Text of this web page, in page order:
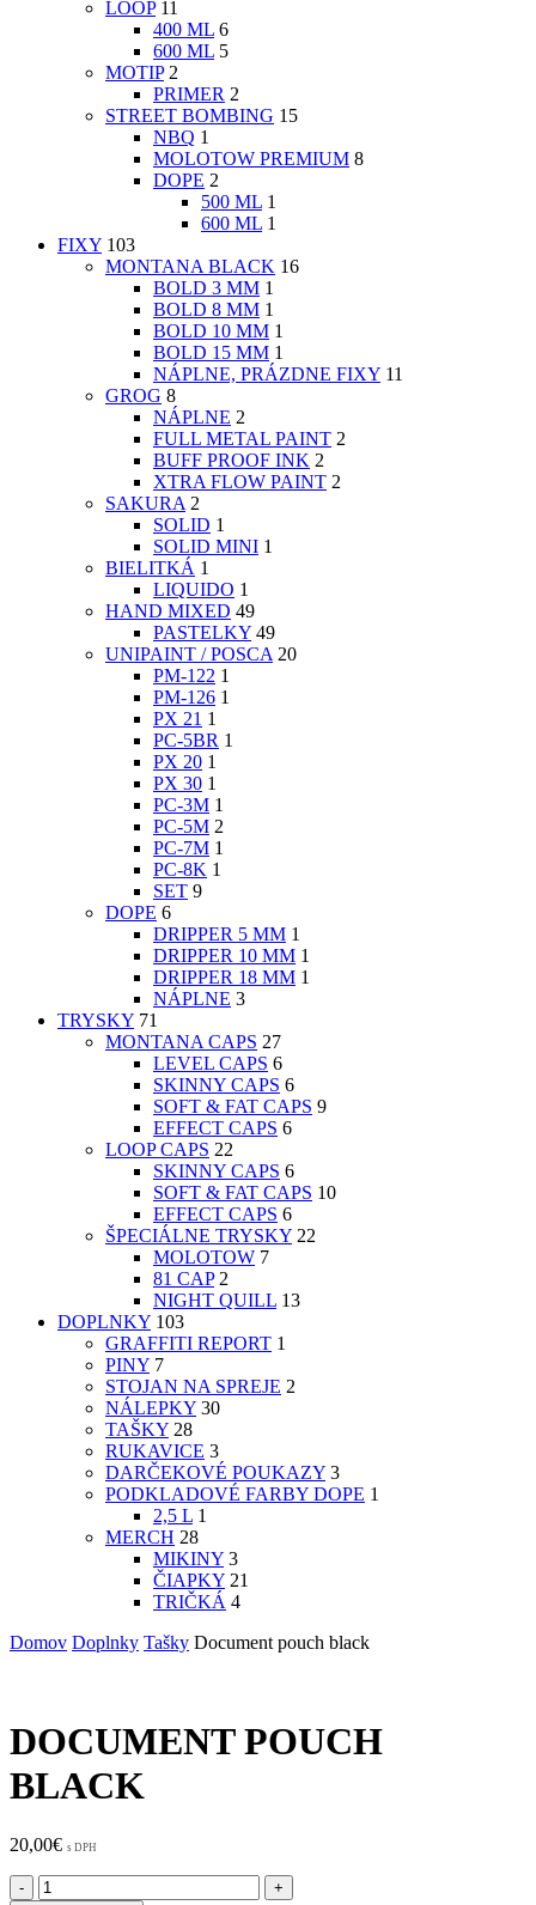
LOOP 11
400 ML 6
600 ML 5
MOTIP 2
PRIMER 2
STREET BOMBING 15
NBQ 1
MOLOTOW PREMIUM 8
DOPE 2
500 ML 1
600 ML 1
FIXY 103
MONTANA BLACK 16
BOLD 3 MM 1
BOLD 8 MM 1
BOLD 10 MM 1
BOLD 15 MM 1
NÁPLNE, PRÁZDNE FIXY 11
GROG 8
NÁPLNE 2
FULL METAL PAINT 2
BUFF PROOF INK 2
XTRA FLOW PAINT 2
SAKURA 2
SOLID 1
SOLID MINI 1
BIELITKÁ 1
LIQUIDO 1
HAND MIXED 49
PASTELKY 49
UNIPAINT / POSCA 20
PM-122 1
PM-126 1
PX 21 1
PC-5BR 1
PX 20 1
PX 30 1
PC-3M 1
PC-5M 2
PC-7M 1
PC-8K 1
SET 9
DOPE 6
DRIPPER 5 MM 1
DRIPPER 10 MM 1
DRIPPER 18 MM 1
NÁPLNE 3
TRYSKY 71
MONTANA CAPS 27
LEVEL CAPS 6
SKINNY CAPS 6
SOFT & FAT CAPS 9
EFFECT CAPS 6
LOOP CAPS 22
SKINNY CAPS 6
SOFT & FAT CAPS 10
EFFECT CAPS 6
ŠPECIÁLNE TRYSKY 22
MOLOTOW 7
81 CAP 2
NIGHT QUILL 13
DOPLNKY 103
GRAFFITI REPORT 1
PINY 7
STOJAN NA SPREJE 2
NÁLEPKY 30
TAŠKY 28
RUKAVICE 3
DARČEKOVÉ POUKAZY 3
PODKLADOVÉ FARBY DOPE 1
2,5 L 1
MERCH 28
MIKINY 3
ČIAPKY 21
TRIČKÁ 4
Domov Doplnky Tašky Document pouch black
DOCUMENT POUCH
BLACK
20,00€ s DPH
množstvo